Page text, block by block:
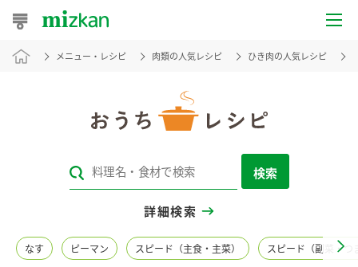
おうちレシピ
レシピカテゴリ一覧
レシピ名特集
メニュー・レシピ 肉類の人気レシピ ひき肉の人気レシピ
検索
詳細検索
なす ピーマン スピード（主食・主菜） スピード（副菜・つ